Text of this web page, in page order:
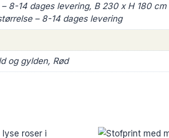
8-14 dages levering, B 230 x H 180
– 8-14 dages levering
og gylden, Rød